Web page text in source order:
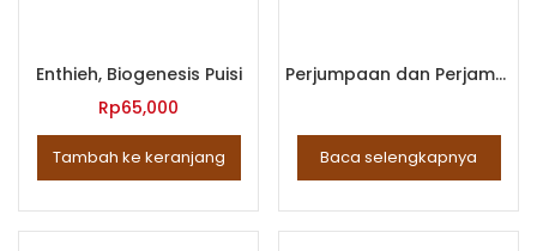
Enthieh, Biogenesis Puisi
Rp65,000
Tambah ke keranjang
Perjumpaan dan Perjamuan
Baca selengkapnya